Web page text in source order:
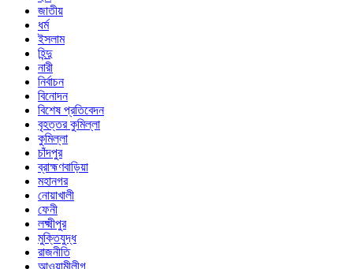
জাতীয়
ধর্ম
ইসলাম
হিন্দু
নারী
নির্বাচন
বিনোদন
বিশেষ প্রতিবেদন
বৃহত্তর কুমিল্লা
কুমিল্লা
চাঁদপুর
ব্রাহ্মণবাড়িয়া
মহানগর
নোয়াখালী
ফেনী
লক্ষ্মীপুর
মুক্তিযুদ্ধ
রাজনীতি
আওয়ামীলীগ